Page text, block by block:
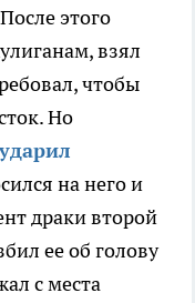
этого
взял
чтобы
Но
ударил
на него и
драки второй
ее об голову
с места